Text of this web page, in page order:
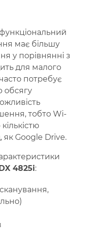
має більшу
у порівнянні з
для малого
потребує
обсягу
тобто Wi-
як Google Drive.
4825i: